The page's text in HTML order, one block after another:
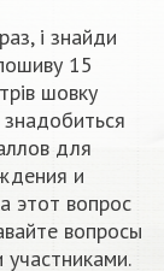
і знайди
15
шовку
для
и
этот вопрос
вопросы